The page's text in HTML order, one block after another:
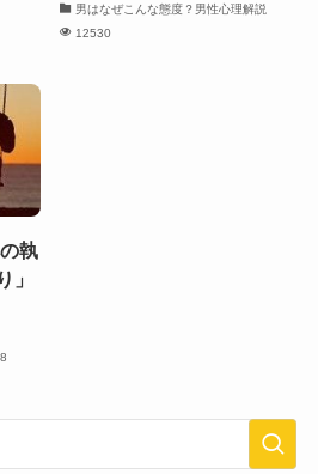
男はなぜこんな態度？男性心理解説
12530
執
」